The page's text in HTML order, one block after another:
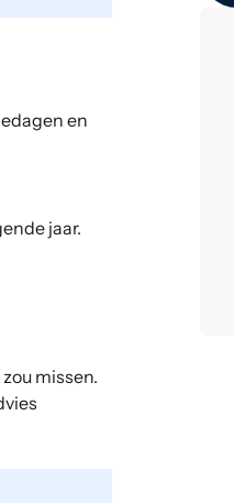
en
jaar.
missen.